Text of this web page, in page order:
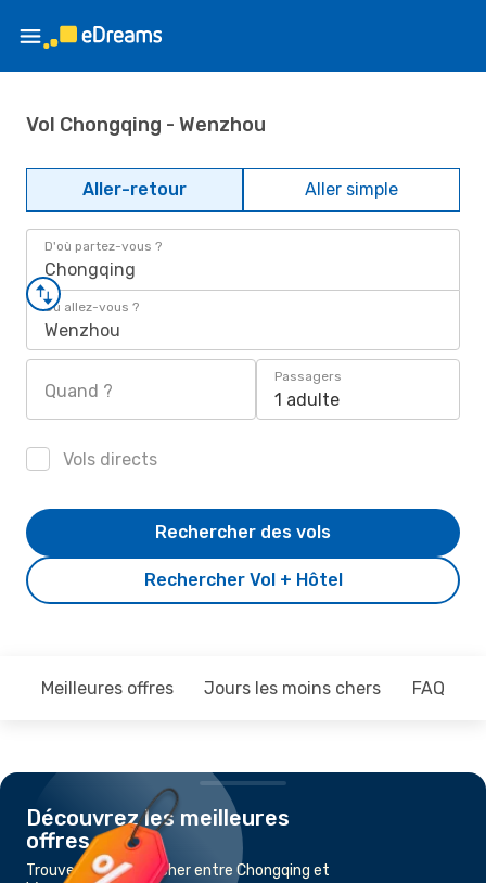
Vol Chongqing - Wenzhou
Aller-retour Aller simple
D'où partez-vous ?
Chongqing
Où allez-vous ?
Wenzhou
Quand ?
Passagers
1 adulte
Vols directs
Rechercher Vol + Hôtel
Rechercher des vols
Meilleures offres Jours les moins chers FAQ
Découvrez les meilleures
offres
Trouvez un vol pas cher entre Chongqing et